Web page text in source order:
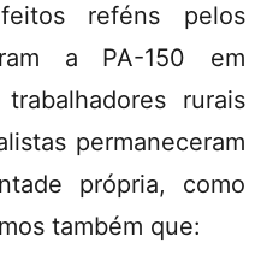
reféns pelos
a PA-150 em
rurais
permaneceram
própria, como
também que: